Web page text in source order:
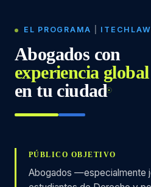
EL PROGRAMA ITECHLAW
Abogados con
experiencia global
en tu ciudad
PÚBLICO OBJETIVO
Abogados —especialmente